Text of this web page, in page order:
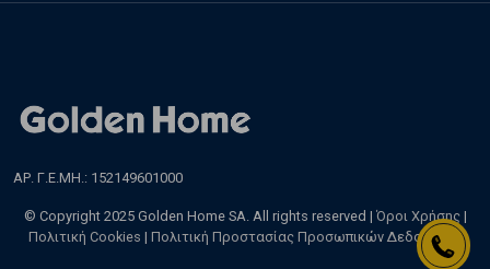
ΑΡ. Γ.Ε.ΜΗ.: 152149601000
© Copyright 2025 Golden Home SA. All rights reserved | Όροι Χρήσης |
Πολιτική Cookies | Πολιτική Προστασίας Προσωπικών Δεδομένων